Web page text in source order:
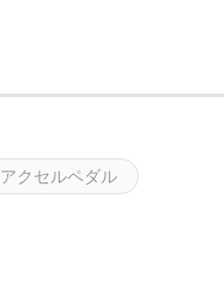
アクセルペダル